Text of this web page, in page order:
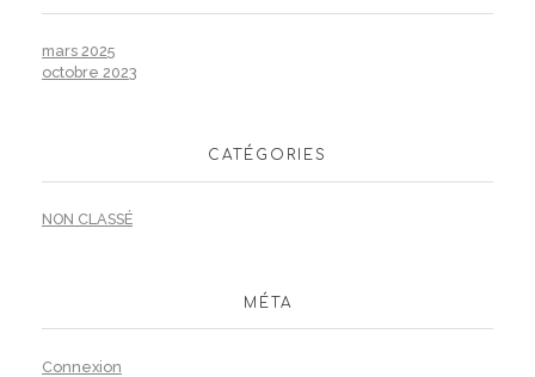
mars 2025
octobre 2023
CATÉGORIES
NON CLASSÉ
MÉTA
Connexion